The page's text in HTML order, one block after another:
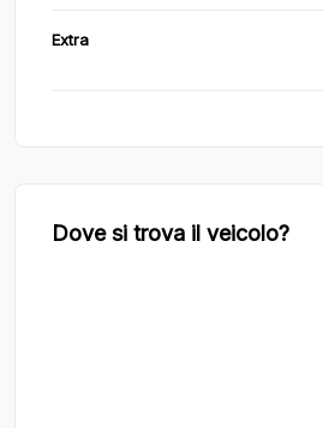
Extra
Dove si trova il veicolo?